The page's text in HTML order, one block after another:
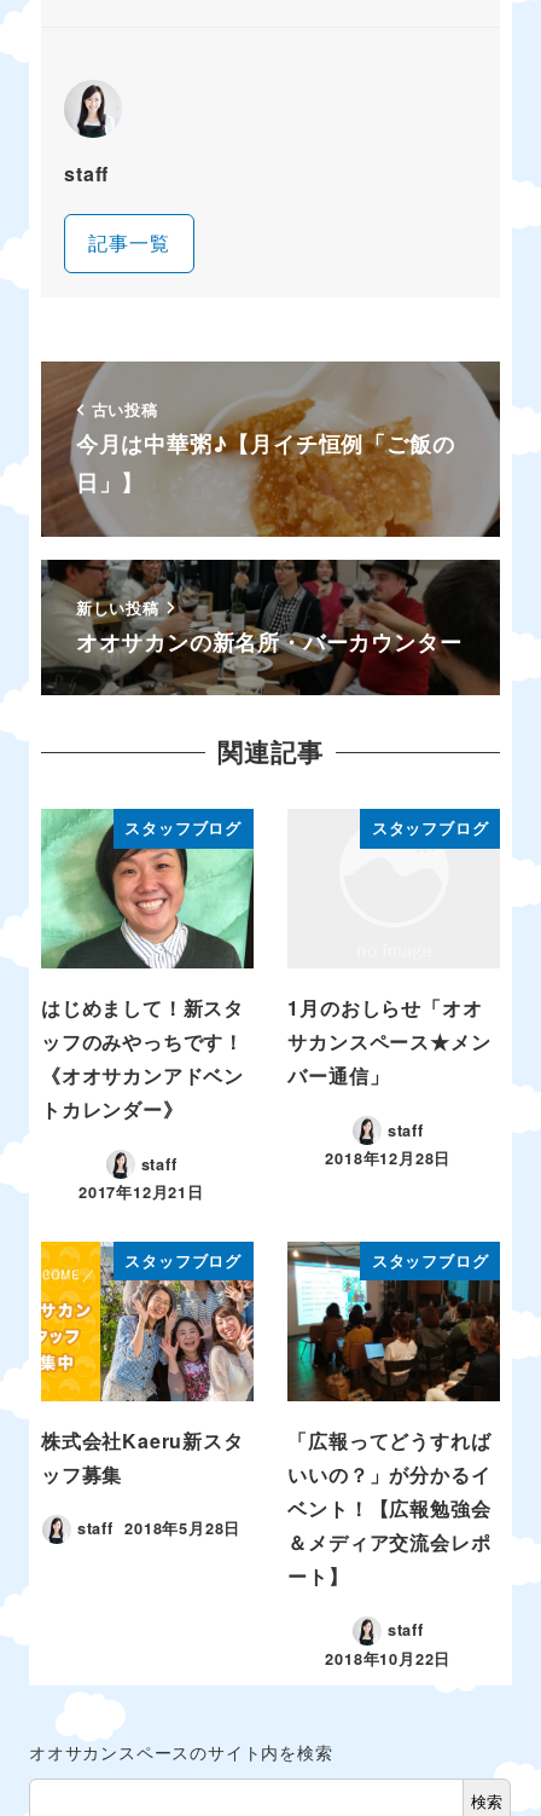
staff
記事一覧
古い投稿
今月は中華粥♪【月イチ恒例「ご飯の
日」】
新しい投稿
オオサカンの新名所・バーカウンター
関連記事
スタッフブログ
はじめまして！新スタ
ッフのみやっちです！
《オオサカンアドベン
トカレンダー》
staff
2017年12月21日
スタッフブログ
1月のおしらせ「オオ
サカンスペース★メン
バー通信」
staff
2018年12月28日
スタッフブログ
株式会社Kaeru新スタ
ッフ募集
staff 2018年5月28日
スタッフブログ
「広報ってどうすれば
いいの？」が分かるイ
ベント！【広報勉強会
＆メディア交流会レポ
ート】
staff
2018年10月22日
オオサカンスペースのサイト内を検索
検索